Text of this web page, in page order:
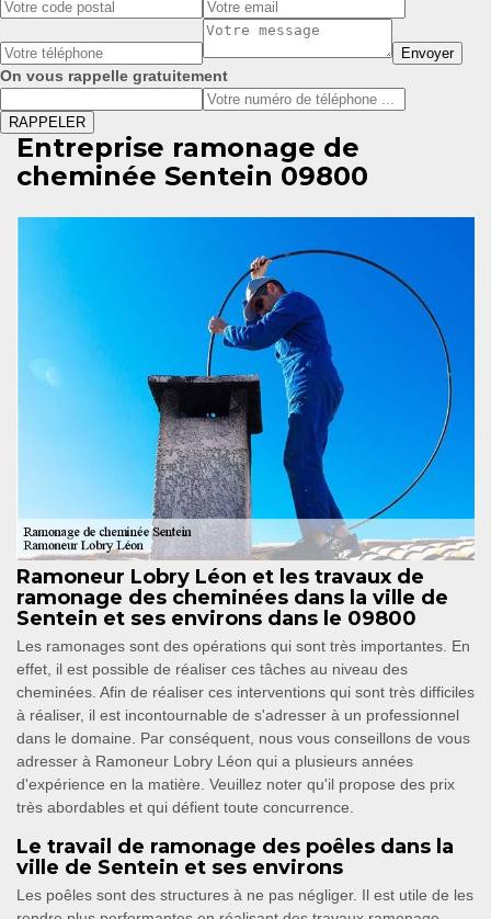
On vous rappelle gratuitement
Entreprise ramonage de
cheminée Sentein 09800
Ramoneur Lobry Léon et les travaux de
ramonage des cheminées dans la ville de
Sentein et ses environs dans le 09800
Les ramonages sont des opérations qui sont très importantes. En
effet, il est possible de réaliser ces tâches au niveau des
cheminées. Afin de réaliser ces interventions qui sont très difficiles
à réaliser, il est incontournable de s'adresser à un professionnel
dans le domaine. Par conséquent, nous vous conseillons de vous
adresser à Ramoneur Lobry Léon qui a plusieurs années
d'expérience en la matière. Veuillez noter qu'il propose des prix
très abordables et qui défient toute concurrence.
Le travail de ramonage des poêles dans la
ville de Sentein et ses environs
Les poêles sont des structures à ne pas négliger. Il est utile de les